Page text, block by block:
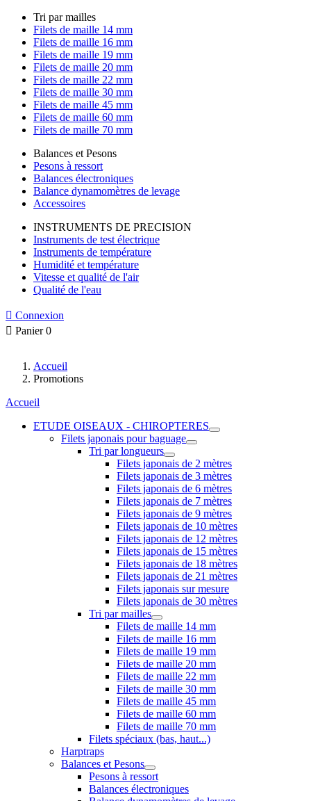
Tri par mailles
Filets de maille 14 mm
Filets de maille 16 mm
Filets de maille 19 mm
Filets de maille 20 mm
Filets de maille 22 mm
Filets de maille 30 mm
Filets de maille 45 mm
Filets de maille 60 mm
Filets de maille 70 mm
Balances et Pesons
Pesons à ressort
Balances électroniques
Balance dynamomètres de levage
Accessoires
INSTRUMENTS DE PRECISION
Instruments de test électrique
Instruments de température
Humidité et température
Vitesse et qualité de l'air
Qualité de l'eau
 Connexion
 Panier 0
Accueil
Promotions
Accueil
ETUDE OISEAUX - CHIROPTERES
Filets japonais pour baguage
Tri par longueurs
Filets japonais de 2 mètres
Filets japonais de 3 mètres
Filets japonais de 6 mètres
Filets japonais de 7 mètres
Filets japonais de 9 mètres
Filets japonais de 10 mètres
Filets japonais de 12 mètres
Filets japonais de 15 mètres
Filets japonais de 18 mètres
Filets japonais de 21 mètres
Filets japonais sur mesure
Filets japonais de 30 mètres
Tri par mailles
Filets de maille 14 mm
Filets de maille 16 mm
Filets de maille 19 mm
Filets de maille 20 mm
Filets de maille 22 mm
Filets de maille 30 mm
Filets de maille 45 mm
Filets de maille 60 mm
Filets de maille 70 mm
Filets spéciaux (bas, haut...)
Harptraps
Balances et Pesons
Pesons à ressort
Balances électroniques